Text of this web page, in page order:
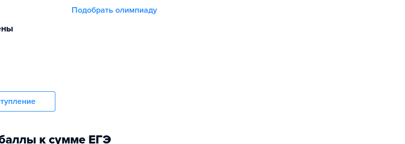
Подобрать олимпиаду
к сумме ЕГЭ